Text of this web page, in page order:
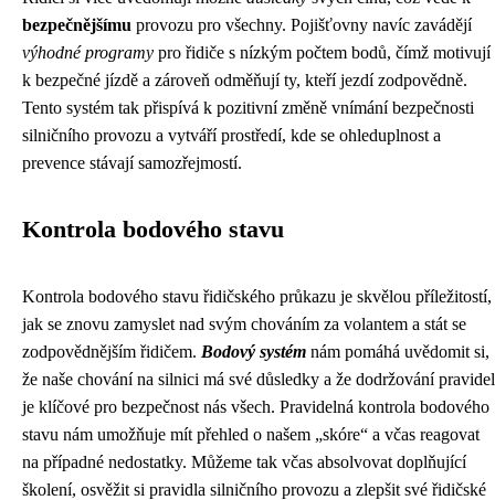
bezpečnějšímu provozu pro všechny. Pojišťovny navíc zavádějí
výhodné programy pro řidiče s nízkým počtem bodů, čímž motivují
k bezpečné jízdě a zároveň odměňují ty, kteří jezdí zodpovědně.
Tento systém tak přispívá k pozitivní změně vnímání bezpečnosti
silničního provozu a vytváří prostředí, kde se ohleduplnost a
prevence stávají samozřejmostí.
Kontrola bodového stavu
Kontrola bodového stavu řidičského průkazu je skvělou příležitostí,
jak se znovu zamyslet nad svým chováním za volantem a stát se
zodpovědnějším řidičem. Bodový systém nám pomáhá uvědomit si,
že naše chování na silnici má své důsledky a že dodržování pravidel
je klíčové pro bezpečnost nás všech. Pravidelná kontrola bodového
stavu nám umožňuje mít přehled o našem „skóre“ a včas reagovat
na případné nedostatky. Můžeme tak včas absolvovat doplňující
školení, osvěžit si pravidla silničního provozu a zlepšit své řidičské